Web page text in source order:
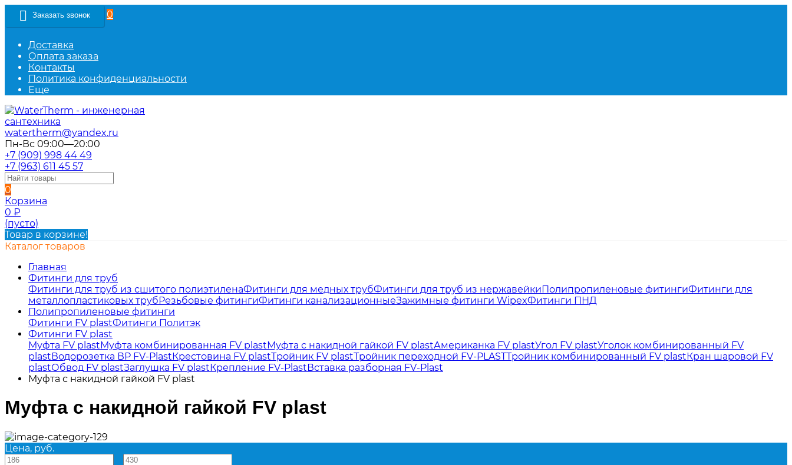
Заказать звонок 0
Доставка
Оплата заказа
Контакты
Политика конфиденциальности
Еще
watertherm@yandex.ru
Пн-Вс 09:00—20:00
+7 (909) 998 44 49
+7 (963) 611 45 57
0
Корзина
0 ₽
(пусто)
Товар в корзине!
Каталог товаров
Главная
Фитинги для труб
Фитинги для труб из сшитого полиэтиленаФитинги для медных трубФитинги для труб из нержавейкиПолипропиленовые фитингиФитинги для
металлопластиковых трубРезьбовые фитингиФитинги канализационныеЗажимные фитинги WipexФитинги ПНД
Полипропиленовые фитинги
Фитинги FV plastФитинги Политэк
Фитинги FV plast
Муфта FV plastМуфта комбинированная FV plastМуфта с накидной гайкой FV plastАмериканка FV plastУгол FV plastУголок комбинированный FV
plastВодорозетка ВР FV-PlastКрестовина FV plastТройник FV plastТройник переходной FV-PLASTТройник комбинированный FV plastКран шаровой FV
plastОбвод FV plastЗаглушка FV plastКрепление FV-PlastВставка разборная FV-Plast
Муфта с накидной гайкой FV plast
Муфта с накидной гайкой FV plast
Цена, руб.